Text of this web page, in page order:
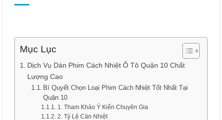
Mục Lục
Dịch Vụ Dán Phim Cách Nhiệt Ô Tô Quận 10 Chất
Lượng Cao
Bí Quyết Chọn Loại Phim Cách Nhiệt Tốt Nhất Tại
Quận 10
1. Tham Khảo Ý Kiến Chuyên Gia
2. Tỷ Lệ Cản Nhiệt